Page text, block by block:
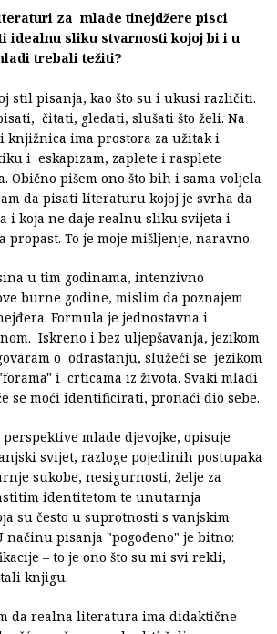
za mlađe tinejdžere pisci
idealnu sliku stvarnosti kojoj bi i u
trebali težiti?
stil pisanja, kao što su i ukusi različiti.
čitati, gledati, slušati što želi. Na
knjižnica ima prostora za užitak i
i eskapizam, zaplete i rasplete
Obično pišem ono što bih i sama voljela
da pisati literaturu kojoj je svrha da
i koja ne daje realnu sliku svijeta i
propast. To je moje mišljenje, naravno.
u tim godinama, intenzivno
burne godine, mislim da poznajem
Formula je jednostavna i
Iskreno i bez uljepšavanja, jezikom
o odrastanju, služeći se jezikom
i crticama iz života. Svaki mladi
se moći identificirati, pronaći dio sebe.
mlade djevojke, opisuje
svijet, razloge pojedinih postupaka
sukobe, nesigurnosti, želje za
identitetom te unutarnja
su često u suprotnosti s vanjskim
načinu pisanja "pogođeno" je bitno:
– to je ono što su mi svi rekli,
knjigu.
da realna literatura ima didaktične